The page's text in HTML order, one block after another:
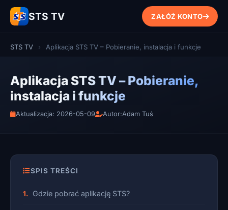
STS TV ZAŁÓŻ KONTO
STS TV › Aplikacja STS TV – Pobieranie, instalacja i funkcje
Aplikacja STS TV – Pobieranie,
instalacja i funkcje
Aktualizacja: 2026-05-09 Autor:Adam Tuś
SPIS TREŚCI
Gdzie pobrać aplikację STS?